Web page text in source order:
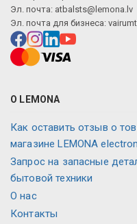
Эл. почта: atbalsts@lemona.lv
Эл. почта для бизнеса:
О LEMONA
Как оставить отзыв о
магазине LEMONA
Запрос на запасные
бытовой техники
О нас
Контакты